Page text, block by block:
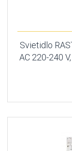
Svietidlo
AC 220-240